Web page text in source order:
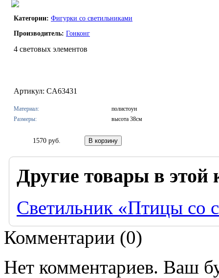
Категории: Фигурки со светильниками
Производитель: Гонконг
4 световых элементов
Артикул: CA63431
Материал:
полистоун
Размеры:
высота 38см
1570 руб.
Другие товары в этой
Светильник «Птицы со
Комментарии (0)
Нет комментариев. Ваш